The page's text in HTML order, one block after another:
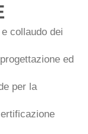
collaudo dei
ed
per la